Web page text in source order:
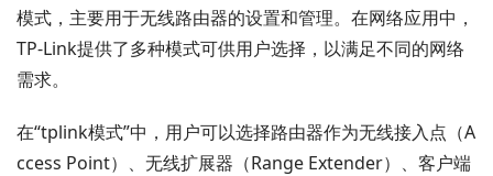
模式，主要用于无线路由器的设置和管理。在网络应用中，
TP-Link提供了多种模式可供用户选择，以满足不同的网络
需求。
在“tplink模式”中，用户可以选择路由器作为无线接入点（A
ccess Point）、无线扩展器（Range Extender）、客户端